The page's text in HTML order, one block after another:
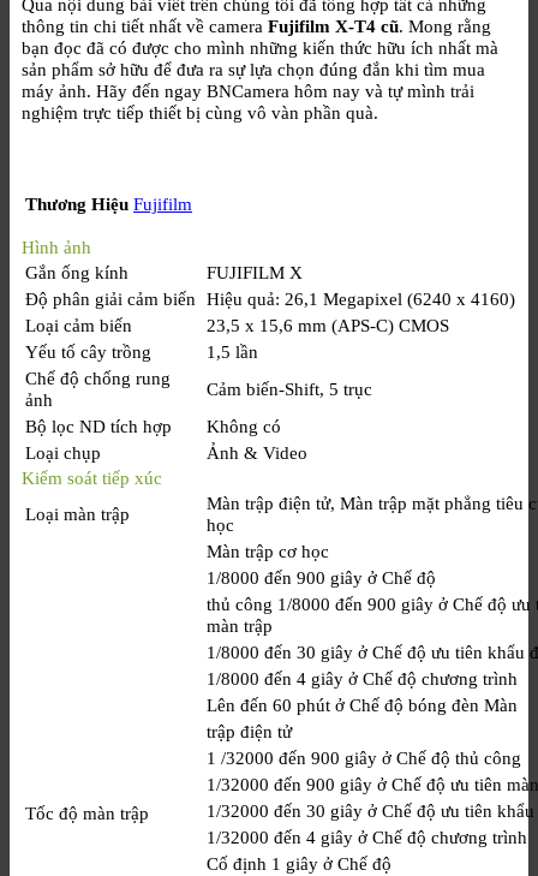
Qua nội dung bài viết trên chúng tôi đã tổng hợp tất cả những
thông tin chi tiết nhất về camera Fujifilm X-T4 cũ. Mong rằng
bạn đọc đã có được cho mình những kiến thức hữu ích nhất mà
sản phẩm sở hữu để đưa ra sự lựa chọn đúng đắn khi tìm mua
máy ảnh. Hãy đến ngay BNCamera hôm nay và tự mình trải
nghiệm trực tiếp thiết bị cùng vô vàn phần quà.
Thương Hiệu Fujifilm
Hình ảnh
Gắn ống kính
FUJIFILM X
Độ phân giải cảm biến Hiệu quả: 26,1 Megapixel (6240 x 4160)
Loại cảm biến
23,5 x 15,6 mm (APS-C) CMOS
Yếu tố cây trồng
1,5 lần
Chế độ chống rung
ảnh
Cảm biến-Shift, 5 trục
Bộ lọc ND tích hợp
Không có
Loại chụp
Ảnh & Video
Kiểm soát tiếp xúc
Loại màn trập
Màn trập điện tử, Màn trập mặt phẳng tiêu
học
Tốc độ màn trập
Màn trập cơ học
1/8000 đến 900 giây ở Chế độ
thủ công 1/8000 đến 900 giây ở Chế độ ưu
màn trập
1/8000 đến 30 giây ở Chế độ ưu tiên khẩu
1/8000 đến 4 giây ở Chế độ chương trình
Lên đến 60 phút ở Chế độ bóng đèn Màn
trập điện tử
1 /32000 đến 900 giây ở Chế độ thủ công
1/32000 đến 900 giây ở Chế độ ưu tiên
1/32000 đến 30 giây ở Chế độ ưu tiên
1/32000 đến 4 giây ở Chế độ chương trình
Cố định 1 giây ở Chế độ